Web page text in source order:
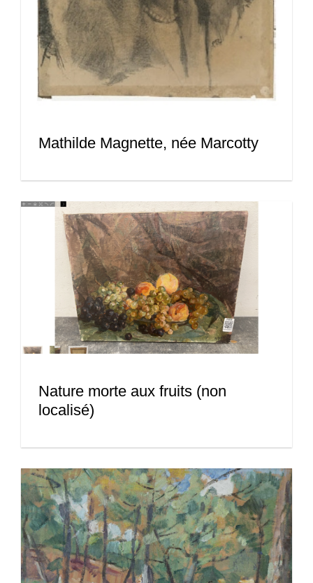
Mathilde Magnette, née Marcotty
Nature morte aux fruits (non
localisé)